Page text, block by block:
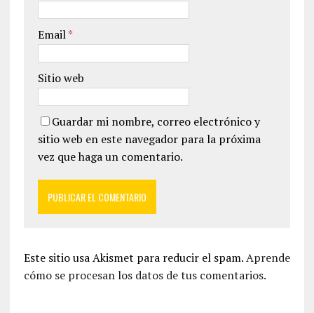
Email*
Sitio web
Guardar mi nombre, correo electrónico y
sitio web en este navegador para la próxima
vez que haga un comentario.
Este sitio usa Akismet para reducir el spam.Aprende
cómo se procesan los datos de tus comentarios.